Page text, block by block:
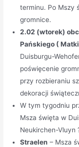
terminu. Po Mszy
gromnice.
2.02 (wtorek)
Pańskiego (
Duisburgu-
poświęcenie
przy rozbieraniu
dekoracji
W tym tygodniu
Msza święta w
Neukirchen-Vluyn
Straelen – Msza